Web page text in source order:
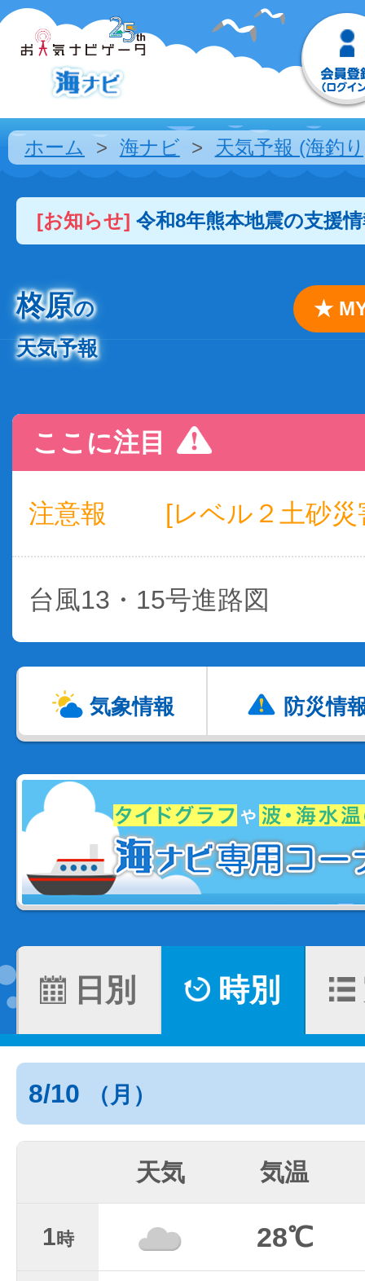
ホーム 海ナビ 天気予報 (海釣
[お知らせ] 令和8年熊本地震の支援
柊原の
天気予報
★
ここに注目
注意報 [レベル２土砂災
台風13・15号進路図
気象情報 防災情
日別 時別
8/10 （月）
天気 気温
1時 28℃